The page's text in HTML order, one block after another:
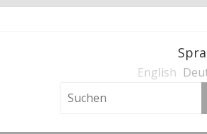
und der Nationalsozialismus
English